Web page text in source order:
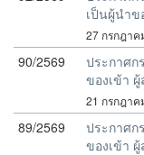
เป็นผู้นำข
27 กรกฎาค
90/2569
ประกาศก
ของเข้า
21 กรกฎาค
89/2569
ประกาศก
ของเข้า